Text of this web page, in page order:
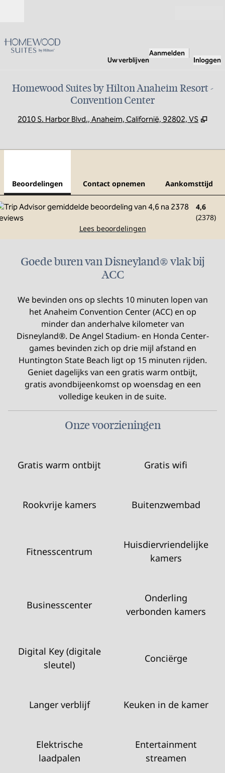
Uw verblijven
Aanmelden
Inloggen
Homewood Suites by Hilton Anaheim Resort -
Convention Center
2010 S. Harbor Blvd., Anaheim, Californië, 92802, VS ,
Beoordelingen Contact opnemen Aankomsttijd
4,6
(2378)
Lees beoordelingen
Goede buren van Disneyland® vlak bij
ACC
We bevinden ons op slechts 10 minuten lopen van
het Anaheim Convention Center (ACC) en op
minder dan anderhalve kilometer van
Disneyland®. De Angel Stadium- en Honda Center-
games bevinden zich op drie mijl afstand en
Huntington State Beach ligt op 15 minuten rijden.
Geniet dagelijks van een gratis warm ontbijt,
gratis avondbijeenkomst op woensdag en een
volledige keuken in de suite.
Onze voorzieningen
Gratis warm ontbijt Gratis wifi
Rookvrije kamers Buitenzwembad
Fitness­centrum
Huisdier­vriendelijke
kamers
Business­center
Onderling
verbonden kamers
Digital Key (digitale
sleutel)
Conciërge
Langer verblijf Keuken in de kamer
Elektrische
laadpalen
Entertainment
streamen